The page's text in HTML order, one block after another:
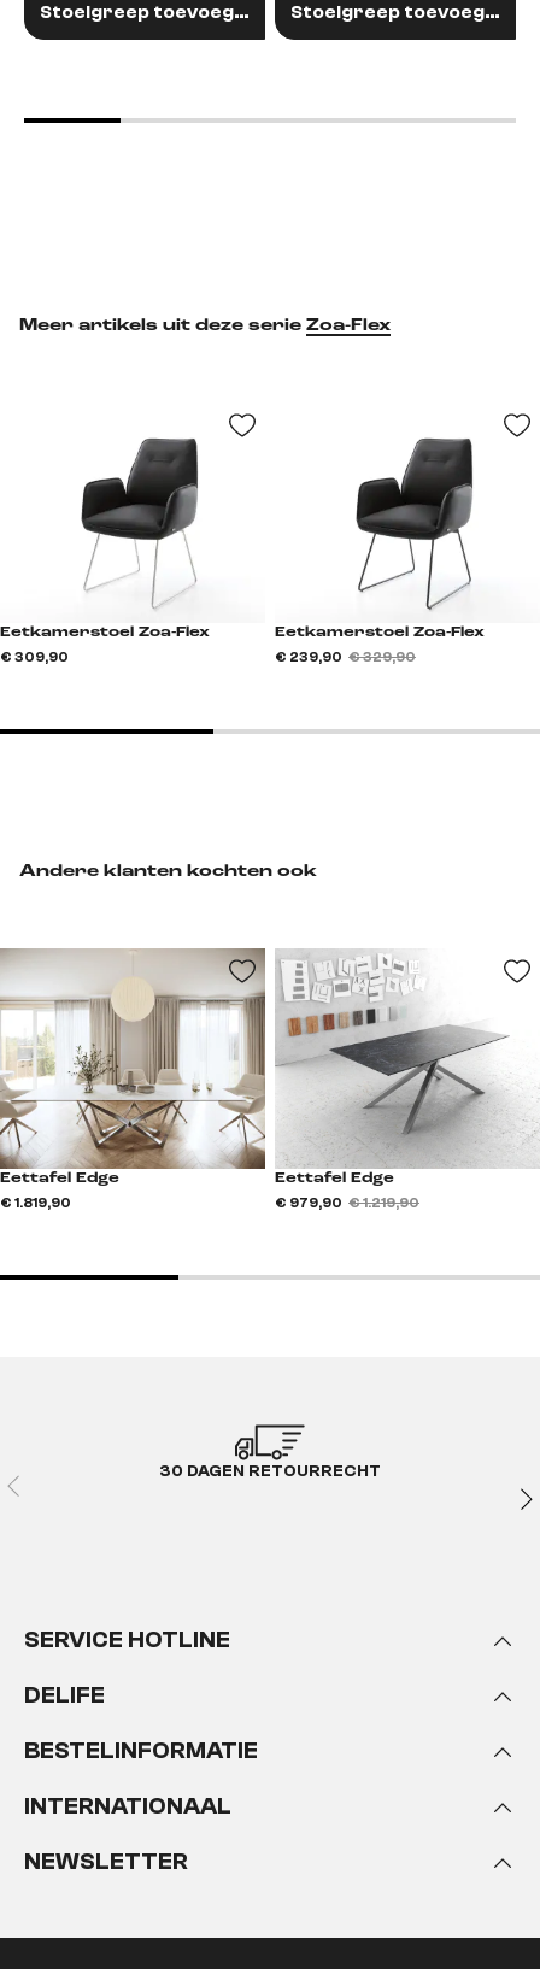
Stoelgreep toevoegen Stoelgreep toevoegen
Andere klanten kochten ook
Eettafel Edge
€ 1.819,90
Eettafel Edge
€ 979,90 € 1.219,90
Meer artikels uit deze serie Zoa-Flex
Eetkamerstoel Zoa-Flex
€ 309,90
Eetkamerstoel Zoa-Flex
€ 239,90 € 329,90
30 DAGEN RETOURRECHT
SERVICE HOTLINE
DELIFE
BESTELINFORMATIE
INTERNATIONAAL
NEWSLETTER